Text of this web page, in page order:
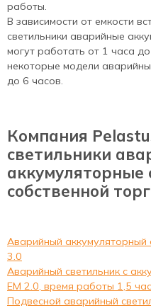
работы.
В зависимости от емкости
светильники аварийные
могут работать от 1 часа
некоторые модели
до 6 часов.
Компания
светильники
аккумуляторные
собственной
Аварийный аккумуляторный
3.0
Аварийный светильник с
EM 2.0, время работы 1,5
Подвесной аварийный